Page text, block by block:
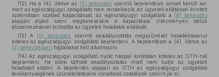
(12) Ha a (4), illetve az (5) bekezdés szerinti bejelentésre amiatt került sor,
mert az egészségügyi szolgáltató nem rendelkezik az ügyeleti ellátással érintett
szakmában szabad kapacitással, az egészségügyi szolgáltató a (8) bekezdés
alapján eljáró szerv megkeresésére a kapacitások intézményen belüli
átszervezésével biztosítja az ügyeleti feladatok ellátását.
(13) A (6) bekezdés szerinti akadályoztatás megszűnését haladéktalanul
köteles az egészségügyi szolgáltató bejelenteni. A bejelentésre a (4), illetve az
(5) bekezdésben foglaltakat kell alkalmazni.
(14) Az egészségügyi szolgáltató nyolc nappal korábban köteles az OTH-nál
bejelenteni, ha előre látható akadályoztatás miatt nem tudja az ügyeleti
feladatait ellátni. A bejelentés alapján az OTH az egészségügyi szolgáltató
tevékenységének szüneteltetésére vonatkozó szabályok szerint jár el.